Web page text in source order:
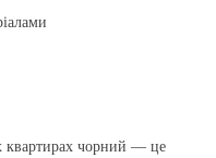
квартирах чорний — це